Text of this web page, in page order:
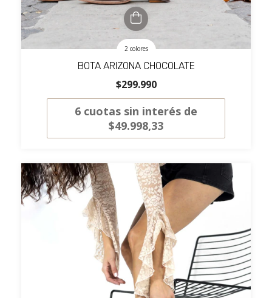
2 colores
BOTA ARIZONA CHOCOLATE
$299.990
6 cuotas sin interés de
$49.998,33